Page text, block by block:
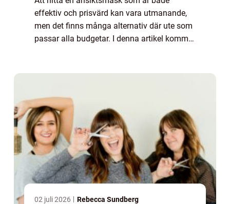
effektiv och prisvärd kan vara utmanande,
men det finns många alternativ där ute som
passar alla budgetar. I denna artikel kommer
02 juli 2026 Rebecca Sundberg